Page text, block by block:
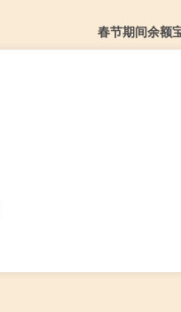
春节期间余额